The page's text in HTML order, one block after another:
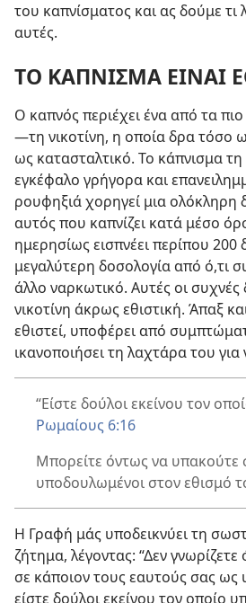
του καπνίσματος και ας δούμε τι
αυτές.
ΤΟ ΚΑΠΝΙΣΜΑ ΕΙΝΑΙ
Ο καπνός περιέχει ένα από τα
—τη νικοτίνη, η οποία δρα τόσο
ως κατασταλτικό. Το κάπνισμα
εγκέφαλο γρήγορα και
ρουφηξιά χορηγεί μια ολόκληρη
αυτός που καπνίζει κατά μέσο
ημερησίως εισπνέει περίπου 200
μεγαλύτερη δοσολογία από ό,τι
άλλο ναρκωτικό. Αυτές οι συχνές
νικοτίνη άκρως εθιστική. Άπαξ
εθιστεί, υποφέρει από
ικανοποιήσει τη λαχτάρα του για
“Είστε δούλοι εκείνου τον
Ρωμαίους 6:16
Μπορείτε όντως να υπακούτε
υποδουλωμένοι στον εθισμό
Η Γραφή μάς υποδεικνύει τη
ζήτημα, λέγοντας: “Δεν γνωρίζετε
σε κάποιον τους εαυτούς σας
είστε δούλοι εκείνου τον οποίο